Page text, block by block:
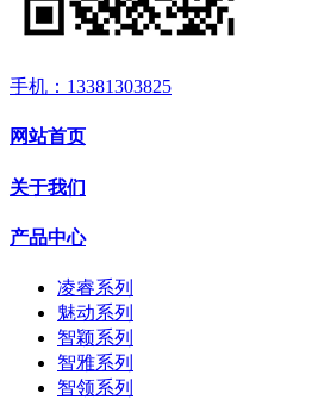
手机：13381303825
网站首页
关于我们
产品中心
凌睿系列
魅动系列
智颖系列
智雅系列
智领系列